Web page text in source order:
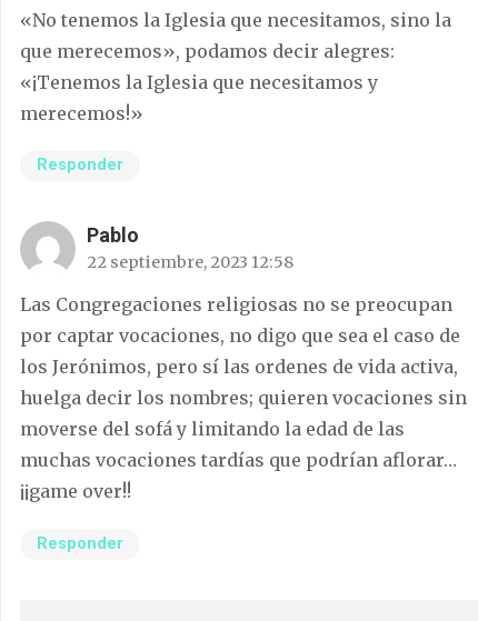
«No tenemos la Iglesia que necesitamos, sino la
que merecemos», podamos decir alegres:
«¡Tenemos la Iglesia que necesitamos y
merecemos!»
Responder
Pablo
22 septiembre, 2023 12:58
Las Congregaciones religiosas no se preocupan
por captar vocaciones, no digo que sea el caso de
los Jerónimos, pero sí las ordenes de vida activa,
huelga decir los nombres; quieren vocaciones sin
moverse del sofá y limitando la edad de las
muchas vocaciones tardías que podrían aflorar…
¡¡game over!!
Responder